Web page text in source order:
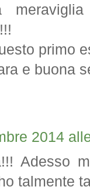
primo
e buona
2014
Adesso
talmente